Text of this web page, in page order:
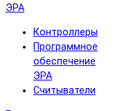
ЭРА
Контроллеры
Программное
обеспечение
ЭРА
Считыватели